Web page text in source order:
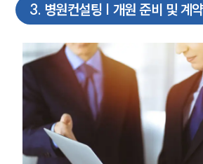
3. 병원컨설팅 | 개원 준비 및 계